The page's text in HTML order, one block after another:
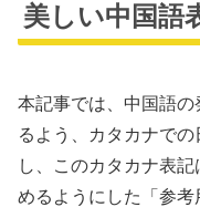
美しい中国語
本記事では、中国語
るよう、カタカナで
し、このカタカナ表
めるようにした「参考